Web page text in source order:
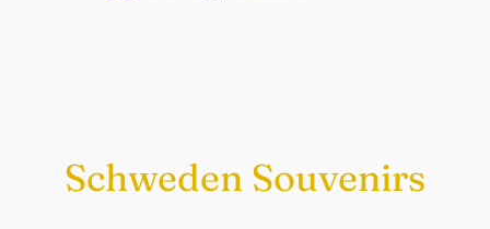
Schweden Souvenirs